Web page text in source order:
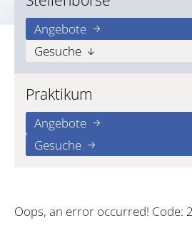
Angebote
Gesuche
Praktikum
Angebote
Gesuche
Oops, an error occurred!